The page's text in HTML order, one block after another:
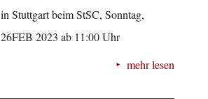
in Stuttgart beim StSC, Sonntag,
26FEB 2023 ab 11:00 Uhr
mehr lesen